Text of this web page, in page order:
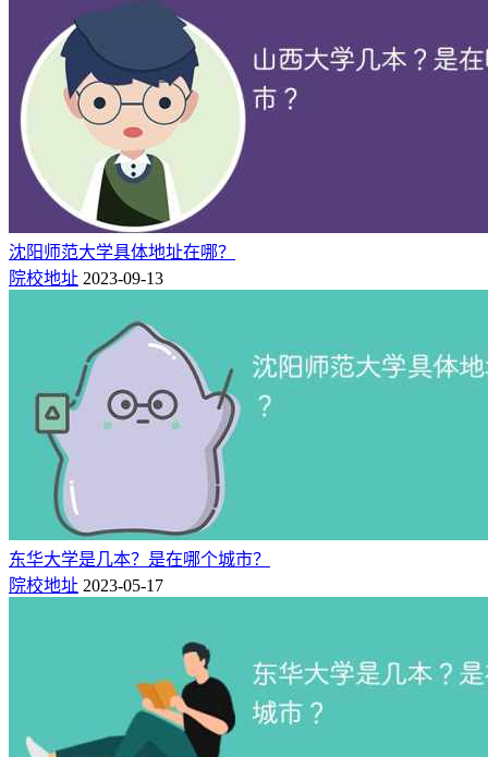
沈阳师范大学具体地址在哪？
院校地址 2023-09-13
东华大学是几本？是在哪个城市？
院校地址 2023-05-17